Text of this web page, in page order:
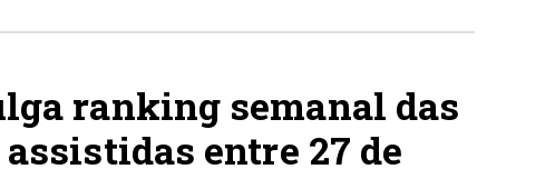
ranking semanal das
entre 27 de